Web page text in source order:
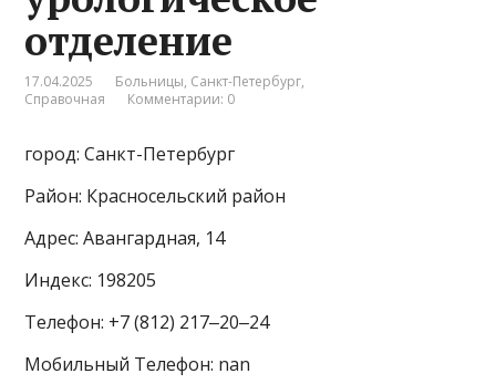
отделение
17.04.2025 Больницы, Санкт-Петербург,
Справочная
Комментарии: 0
город: Санкт-Петербург
Район: Красносельский район
Адрес: Авангардная, 14
Индекс: 198205
Телефон: +7 (812) 217‒20‒24
Мобильный Телефон: nan